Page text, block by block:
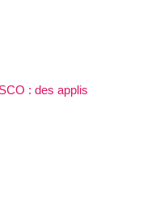
: des applis